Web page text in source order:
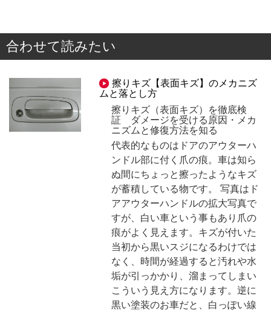
合わせて読みたい
擦りキズ【表面キズ】のメカニズ
ムと落とし方
擦りキズ（表面キズ）を徹底検
証 ダメージを受ける原因・メカ
ニズムと修復方法を知る
代表的なものはドアのアウターハ
ンドル部に付く爪の痕。車は知ら
ぬ間にちょっと擦ったようなキズ
が蓄積している物です。 写真はド
アアウターハンドルの拡大写真で
すが、白い車という事もあり爪の
痕がよく見えます。キズが付いた
当初から黒いスジになるわけでは
なく、時間が経過すると汚れや水
垢が引っかかり、溜まってしまい
こういう見え方になります。逆に
黒い塗装のお車だと、白っぽい線